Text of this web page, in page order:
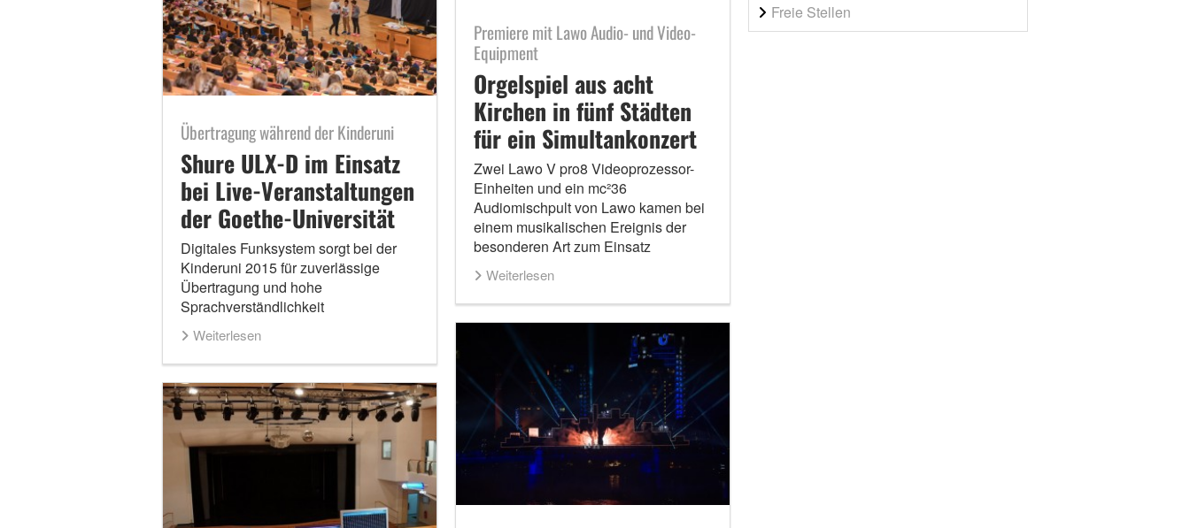
Übertragung während der Kinderuni
Shure ULX-D im Einsatz
bei Live-Veranstaltungen
der Goethe-Universität
Digitales Funksystem sorgt bei der
Kinderuni 2015 für zuverlässige
Übertragung und hohe
Sprachverständlichkeit
Weiterlesen
Premiere mit Lawo Audio- und Video-
Equipment
Orgelspiel aus acht
Kirchen in fünf Städten
für ein Simultankonzert
Zwei Lawo V pro8 Videoprozessor-
Einheiten und ein mc²36
Audiomischpult von Lawo kamen bei
einem musikalischen Ereignis der
besonderen Art zum Einsatz
Weiterlesen
Freie Stellen